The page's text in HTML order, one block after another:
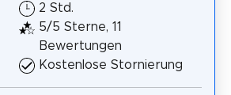
2 Std.
5/5 Sterne, 11
Bewertungen
Kostenlose Stornierung